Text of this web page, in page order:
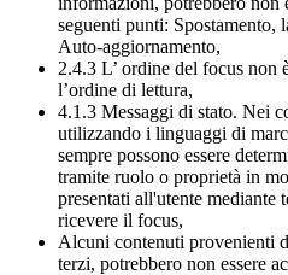
seguenti punti: Spostamento,
Auto-aggiornamento,
2.4.3 L’ ordine del focus non
l’ordine di lettura,
4.1.3 Messaggi di stato. Nei
utilizzando i linguaggi di
sempre possono essere
tramite ruolo o proprietà in
presentati all'utente mediante
ricevere il focus,
Alcuni contenuti provenienti
terzi, potrebbero non essere